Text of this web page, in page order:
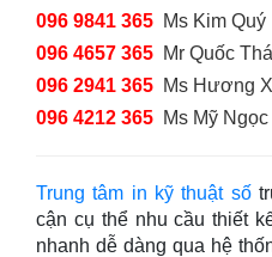
096 9841 365 Ms Kim Quý
096 4657 365 Mr Quốc
096 2941 365 Ms Hương
096 4212 365 Ms Mỹ Ngọc
Trung tâm in kỹ thuật số
cận cụ thể nhu cầu thiết
nhanh dễ dàng qua hệ